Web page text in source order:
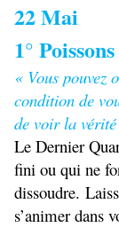
22 Mai
1° Poissons
« Vous pouvez
condition de
de voir la
Le Dernier
fini ou qui ne
dissoudre.
s’animer dans